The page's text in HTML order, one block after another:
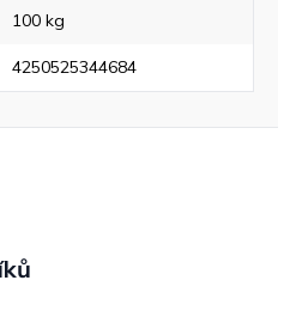
100 kg
4250525344684